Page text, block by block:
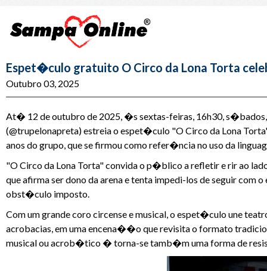
Espet�culo gratuito O Circo da Lona Torta
Outubro 03, 2025
At� 12 de outubro de 2025, �s sextas-feiras, 16h30, s�bados,
(@trupelonapreta) estreia o espet�culo "O Circo da Lona
anos do grupo, que se firmou como refer�ncia no uso da
"O Circo da Lona Torta" convida o p�blico a refletir e rir ao
que afirma ser dono da arena e tenta impedi-los de seguir com
obst�culo imposto.
Com um grande coro circense e musical, o espet�culo une
acrobacias, em uma encena��o que revisita o formato
musical ou acrob�tico � torna-se tamb�m uma forma de